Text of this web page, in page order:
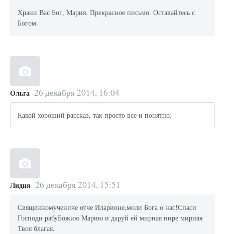
Храни Вас Бог, Мария. Прекрасное письмо. Оставайтесь с
Богом.
Ольга 26 декабря 2014, 16:04
Какой хороший рассказ, так просто все и понятно.
Лидия 26 декабря 2014, 15:51
Священномучениче отче Иларионе,моли Бога о нас!Спаси
Господи рабуБожию Марию и даруй ей мирная пире мирная
Твоя благая.